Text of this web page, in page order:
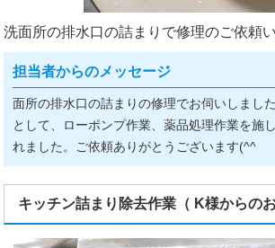
洗面所の排水口の詰まりで修理のご依頼
担当者からのメッセージ
面所の排水口の詰まりの修理でお伺いしまし
として、ローポンプ作業、薬品処理作業を施
れました。ご依頼ありがとうございます(^^ゞ
キッチン詰まり除去作業（ K様からのお